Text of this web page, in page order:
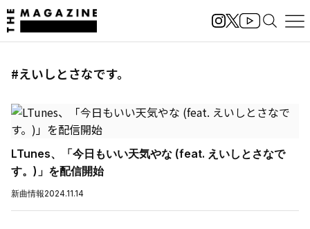
#えいしとさなです。
LTunes、「今日もいい天気やな (feat. えいしとさなで
す。)」を配信開始
新曲情報2024.11.14